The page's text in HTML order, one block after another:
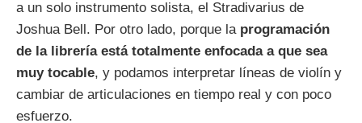
a un solo instrumento solista, el Stradivarius de
Joshua Bell. Por otro lado, porque la programación
de la librería está totalmente enfocada a que sea
muy tocable, y podamos interpretar líneas de violín y
cambiar de articulaciones en tiempo real y con poco
esfuerzo.